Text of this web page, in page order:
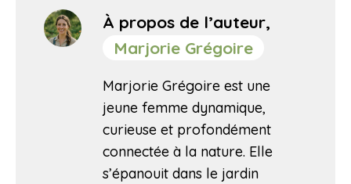
À propos de l’auteur,
Marjorie Grégoire
Marjorie Grégoire est une
jeune femme dynamique,
curieuse et profondément
connectée à la nature. Elle
s’épanouit dans le jardin